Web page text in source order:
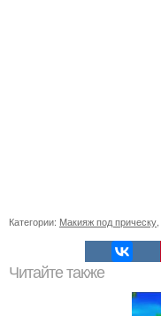
Категории: Макияж под прическу
Читайте также